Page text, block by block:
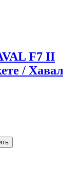
F7 II
/ Хавал